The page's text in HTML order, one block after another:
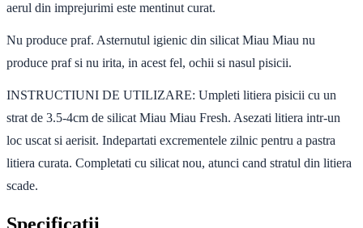
aerul din imprejurimi este mentinut curat.
Nu produce praf. Asternutul igienic din silicat Miau Miau nu
produce praf si nu irita, in acest fel, ochii si nasul pisicii.
INSTRUCTIUNI DE UTILIZARE: Umpleti litiera pisicii cu un
strat de 3.5-4cm de silicat Miau Miau Fresh. Asezati litiera intr-un
loc uscat si aerisit. Indepartati excrementele zilnic pentru a pastra
litiera curata. Completati cu silicat nou, atunci cand stratul din litiera
scade.
Specificatii